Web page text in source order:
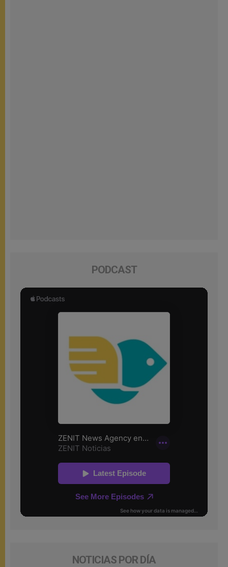
PODCAST
NOTICIAS POR DÍA